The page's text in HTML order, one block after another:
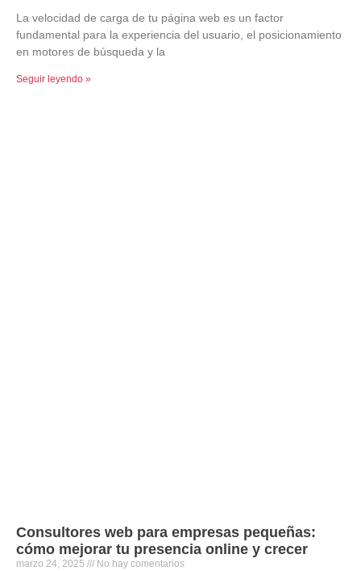
La velocidad de carga de tu página web es un factor
fundamental para la experiencia del usuario, el posicionamiento
en motores de búsqueda y la
Seguir leyendo »
Consultores web para empresas pequeñas:
cómo mejorar tu presencia online y crecer
marzo 24, 2025 No hay comentarios